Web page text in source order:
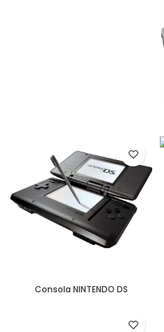
Consola NINTENDO DS